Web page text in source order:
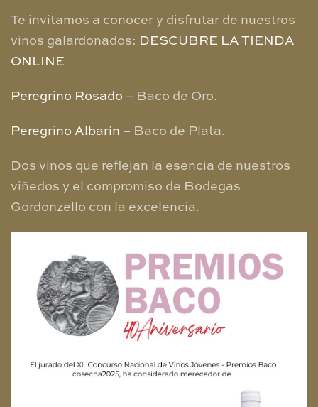
Te invitamos a conocer y disfrutar de nuestros
vinos galardonados: DESCUBRE LA TIENDA
ONLINE
Peregrino Rosado – Baco de Oro.
Peregrino Albarín – Baco de Plata.
Dos vinos que reflejan la esencia de nuestros
viñedos y el compromiso de Bodegas
Gordonzello con la excelencia.